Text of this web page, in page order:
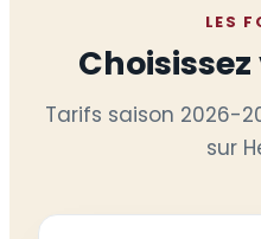
LES
Tarifs saison 2026-
sur